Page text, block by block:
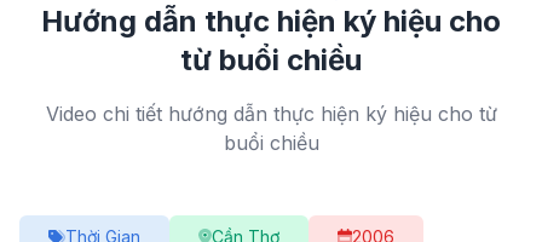
Hướng dẫn thực hiện ký hiệu cho
từ buổi chiều
Video chi tiết hướng dẫn thực hiện ký hiệu cho từ
buổi chiều
Thời Gian Cần Thơ 2006